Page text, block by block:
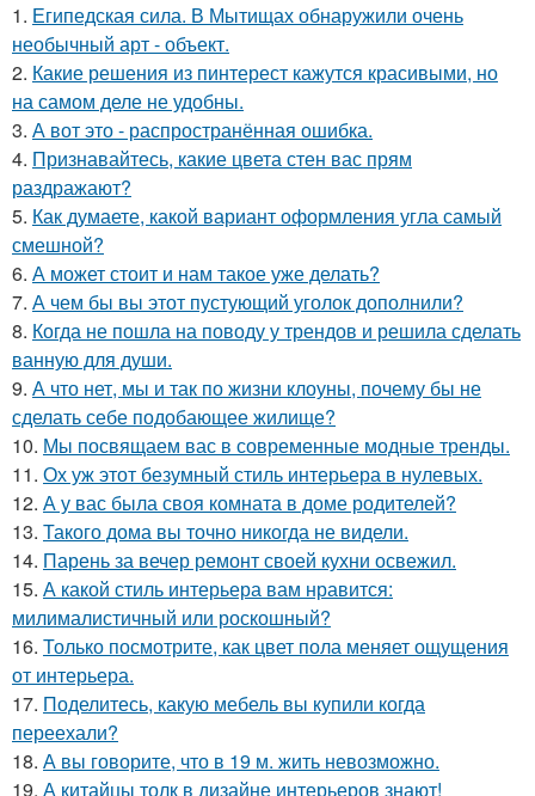
1. Египедская сила. В Мытищах обнаружили очень
необычный арт - объект.
2. Какие решения из пинтерест кажутся красивыми, но
на самом деле не удобны.
3. А вот это - распространённая ошибка.
4. Признавайтесь, какие цвета стен вас прям
раздражают?
5. Как думаете, какой вариант оформления угла самый
смешной?
6. А может стоит и нам такое уже делать?
7. А чем бы вы этот пустующий уголок дополнили?
8. Когда не пошла на поводу у трендов и решила сделать
ванную для души.
9. А что нет, мы и так по жизни клоуны, почему бы не
сделать себе подобающее жилище?
10. Мы посвящаем вас в современные модные тренды.
11. Ох уж этот безумный стиль интерьера в нулевых.
12. А у вас была своя комната в доме родителей?
13. Такого дома вы точно никогда не видели.
14. Парень за вечер ремонт своей кухни освежил.
15. А какой стиль интерьера вам нравится:
милималистичный или роскошный?
16. Только посмотрите, как цвет пола меняет ощущения
от интерьера.
17. Поделитесь, какую мебель вы купили когда
переехали?
18. А вы говорите, что в 19 м. жить невозможно.
19. А китайцы толк в дизайне интерьеров знают!